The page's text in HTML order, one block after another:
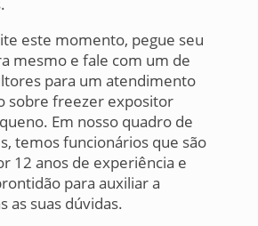
este momento, pegue seu
mesmo e fale com um de
para um atendimento
sobre freezer expositor
Em nosso quadro de
temos funcionários que são
12 anos de experiência e
para auxiliar a
as suas dúvidas.